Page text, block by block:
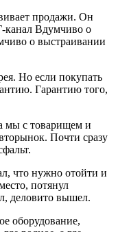
продажи. Он
канал Вдумчиво о
о выстраивании
Но если покупать
Гарантию того,
мы с товарищем и
Почти сразу
что нужно отойти и
потянул
деловито вышел.
оборудование,